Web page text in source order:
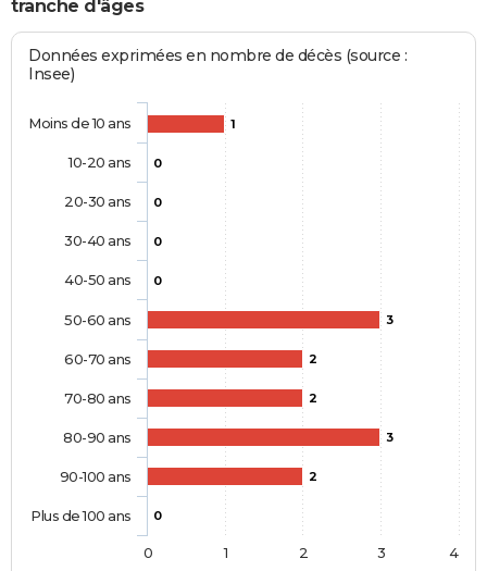
tranche d'âges
Données exprimées en nombre de décès (source :
Insee)
1
0
0
0
0
3
2
2
3
2
0
Moins de 10 ans
10-20 ans
20-30 ans
30-40 ans
40-50 ans
50-60 ans
60-70 ans
70-80 ans
80-90 ans
90-100 ans
Plus de 100 ans
0 1 2 3 4